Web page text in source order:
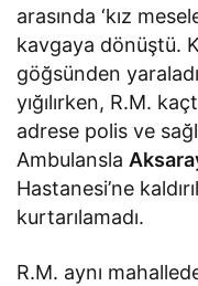
arasında ‘kız
kavgaya dönüştü.
göğsünden
yığılırken, R.M.
adrese polis ve
Ambulansla
Hastanesi’ne
kurtarılamadı.
R.M. aynı